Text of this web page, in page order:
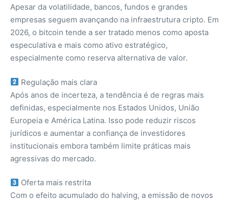
Apesar da volatilidade, bancos, fundos e grandes
empresas seguem avançando na infraestrutura cripto. Em
2026, o bitcoin tende a ser tratado menos como aposta
especulativa e mais como ativo estratégico,
especialmente como reserva alternativa de valor.
Regulação mais clara
Após anos de incerteza, a tendência é de regras mais
definidas, especialmente nos Estados Unidos, União
Europeia e América Latina. Isso pode reduzir riscos
jurídicos e aumentar a confiança de investidores
institucionais embora também limite práticas mais
agressivas do mercado.
Oferta mais restrita
Com o efeito acumulado do halving, a emissão de novos